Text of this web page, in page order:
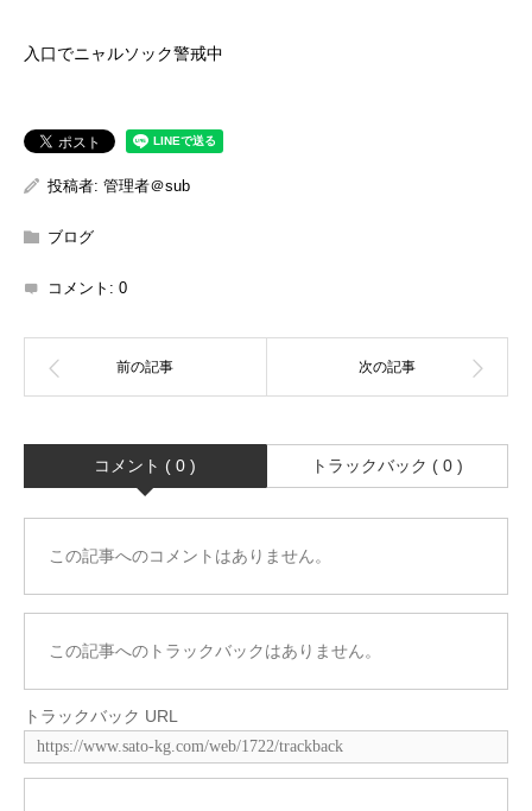
入口でニャルソック警戒中
投稿者: 管理者＠sub
ブログ
コメント: 0
コメント ( 0 ) トラックバック ( 0 )
この記事へのコメントはありません。
この記事へのトラックバックはありません。
トラックバック URL